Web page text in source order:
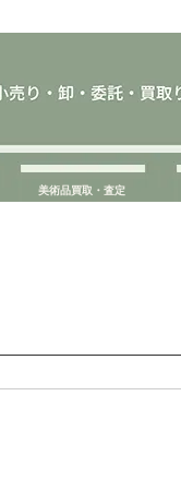
美術品買取・査定